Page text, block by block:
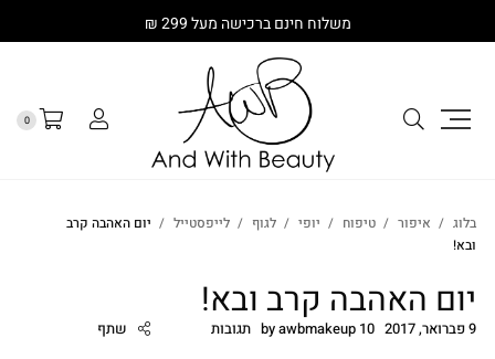
משלוח חינם ברכישה מעל 299 ₪
0
בלוג איפור טיפוח יופי לגוף לייפסטייל
יום האהבה קרב
ובא!
יום האהבה קרב ובא!
9 פברואר, 2017 byawbmakeup 10 תגובות שתף